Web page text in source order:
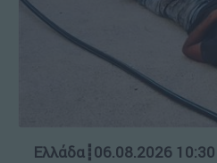
Ελλάδα┋06.08.2026 10:30